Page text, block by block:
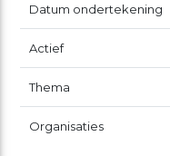
Datum ondertekening
Actief
Thema
Organisaties